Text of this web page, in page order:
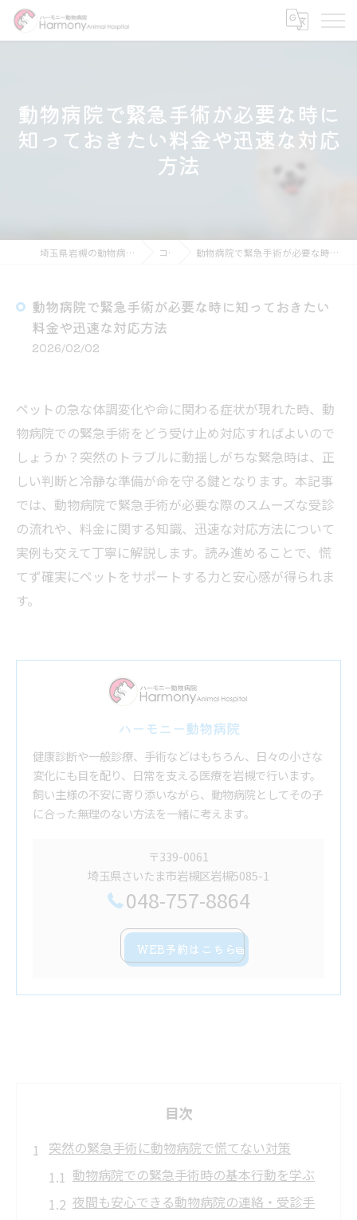
動物病院で緊急手術が必要な時に
知っておきたい料金や迅速な対応
方法
埼玉県岩槻の動物病院ならハーモニー動物病院 コラム 動物病院で緊急手術が必要な時に知っておきたい料金や迅速な対応方法
動物病院で緊急手術が必要な時に知っておきたい
料金や迅速な対応方法
2026/02/02
ペットの急な体調変化や命に関わる症状が現れた時、動
物病院での緊急手術をどう受け止め対応すればよいので
しょうか？突然のトラブルに動揺しがちな緊急時は、正
しい判断と冷静な準備が命を守る鍵となります。本記事
では、動物病院で緊急手術が必要な際のスムーズな受診
の流れや、料金に関する知識、迅速な対応方法について
実例も交えて丁寧に解説します。読み進めることで、慌
てず確実にペットをサポートする力と安心感が得られま
す。
ハーモニー動物病院
健康診断や一般診療、手術などはもちろん、日々の小さな
変化にも目を配り、日常を支える医療を岩槻で行います。
飼い主様の不安に寄り添いながら、動物病院としてその子
に合った無理のない方法を一緒に考えます。
〒339-0061
埼玉県さいたま市岩槻区岩槻5085-1
048-757-8864
WEB予約はこちら
目次
突然の緊急手術に動物病院で慌てない対策
動物病院での緊急手術時の基本行動を学ぶ
夜間も安心できる動物病院の連絡・受診手